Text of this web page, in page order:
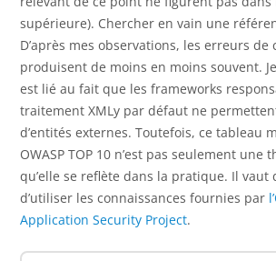
supérieure). Chercher en vain une
D’après mes observations, les erreurs de
produisent de moins en moins souvent.
est lié au fait que les frameworks
traitement XMLy par défaut ne
d’entités externes. Toutefois, ce tableau
OWASP TOP 10 n’est pas seulement une
qu’elle se reflète dans la pratique. Il vaut
d’utiliser les connaissances fournies par
Application Security Project.